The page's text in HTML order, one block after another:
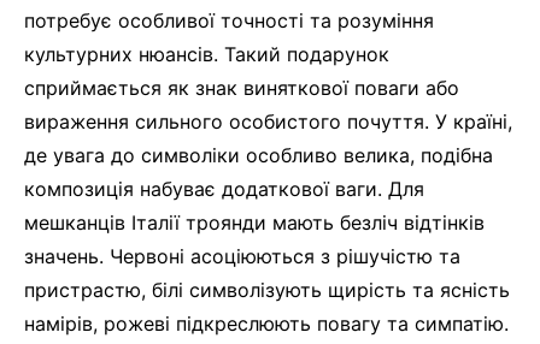
потребує особливої ​​точності та розуміння
культурних нюансів. Такий подарунок
сприймається як знак виняткової поваги або
вираження сильного особистого почуття. У країні,
де увага до символіки особливо велика, подібна
композиція набуває додаткової ваги. Для
мешканців Італії троянди мають безліч відтінків
значень. Червоні асоціюються з рішучістю та
пристрастю, білі символізують щирість та ясність
намірів, рожеві підкреслюють повагу та симпатію.